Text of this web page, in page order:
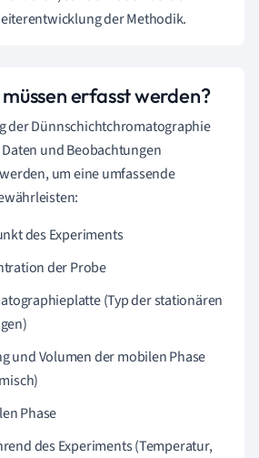
der Methodik.
erfasst werden?
der Dünnschichtchromatographie
und Beobachtungen
um eine umfassende
des Experiments
der Probe
(Typ der stationären
und Volumen der mobilen Phase
Phase
des Experiments (Temperatur,